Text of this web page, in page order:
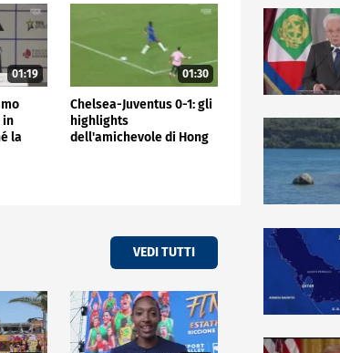
01:19
in
la
01:30
Chelsea-Juventus 0-1: gli
highlights
dell'amichevole di Hong
VEDI TUTTI